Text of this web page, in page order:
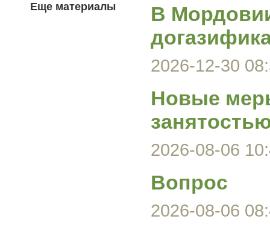
Еще материалы
В
2026-12-30
Новые
2026-08-06
Вопрос
2026-08-06